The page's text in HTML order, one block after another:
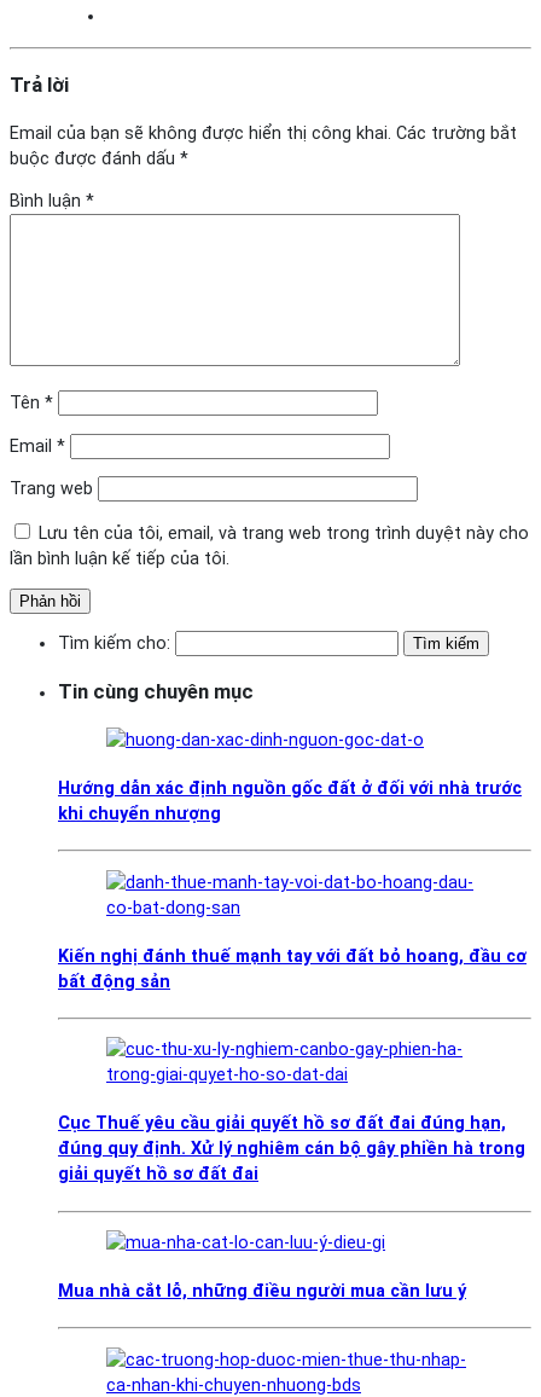
Trả lời
Email của bạn sẽ không được hiển thị công khai. Các trường bắt
buộc được đánh dấu *
Bình luận *
Tên *
Email *
Trang web
Lưu tên của tôi, email, và trang web trong trình duyệt này cho
lần bình luận kế tiếp của tôi.
Tìm kiếm cho:
Tin cùng chuyên mục
Hướng dẫn xác định nguồn gốc đất ở đối với nhà trước
khi chuyển nhượng
Kiến nghị đánh thuế mạnh tay với đất bỏ hoang, đầu cơ
bất động sản
Cục Thuế yêu cầu giải quyết hồ sơ đất đai đúng hạn,
đúng quy định. Xử lý nghiêm cán bộ gây phiền hà trong
giải quyết hồ sơ đất đai
Mua nhà cắt lỗ, những điều người mua cần lưu ý